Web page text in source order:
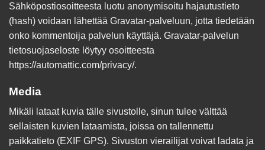
Sähköpostiosoitteesta luotu anonymisoitu hajautustieto
(hash) voidaan lähettää Gravatar-palveluun, jotta tiedetään
onko kommentoija palvelun käyttäjä. Gravatar-palvelun
tietosuojaseloste löytyy osoitteesta
https://automattic.com/privacy/.
Media
Mikäli lataat kuvia tälle sivustolle, sinun tulee välttää
sellaisten kuvien lataamista, joissa on tallennettu
paikkatieto (EXIF GPS). Sivuston vierailijat voivat ladata ja